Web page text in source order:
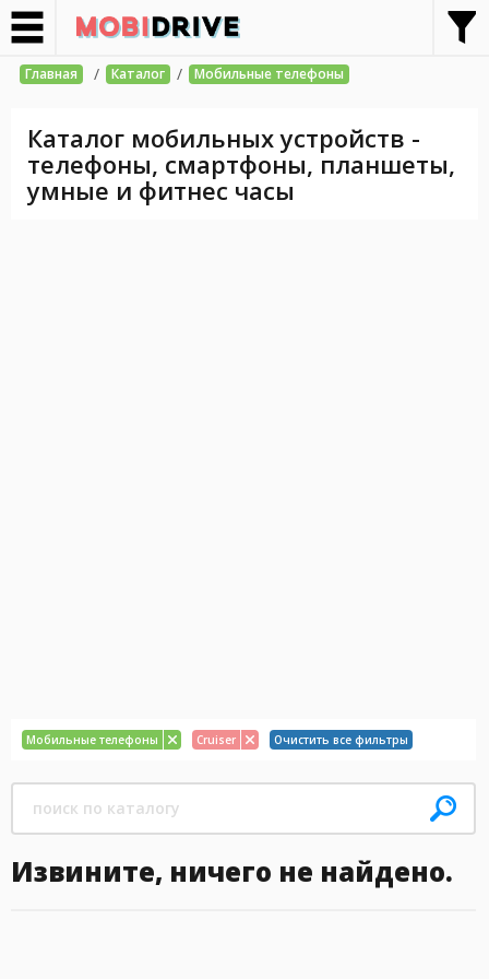
Главная / Каталог / Мобильные телефоны
Каталог мобильных устройств -
телефоны, смартфоны, планшеты,
умные и фитнес часы
Мобильные телефоны Cruiser Очистить все фильтры
Извините, ничего не найдено.